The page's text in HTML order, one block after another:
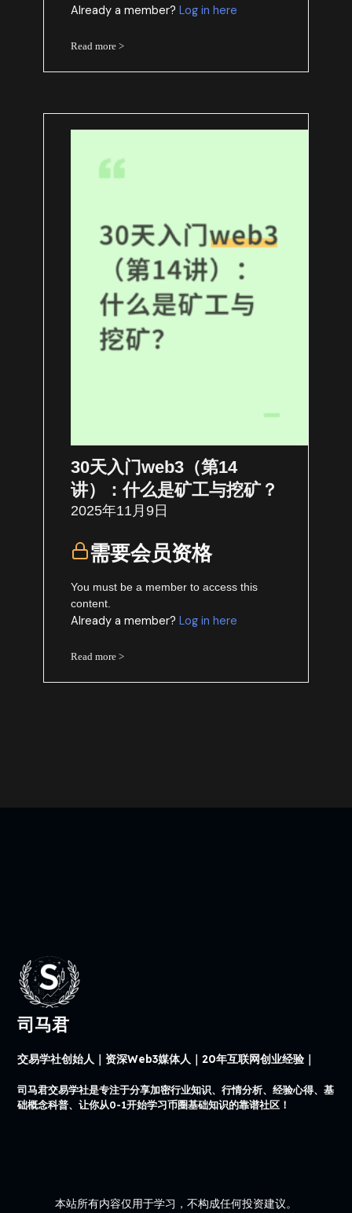
Already a member?Log in here
Read more >
30天入门web3（第14
讲）：什么是矿工与挖矿？
2025年11月9日
需要会员资格
You must be a member to access this
content.
Already a member?Log in here
Read more >
司马君
交易学社创始人｜资深Web3媒体人｜20年互联网创业经验｜
司马君交易学社是专注于分享加密行业知识、行情分析、经验心得、基
础概念科普、让你从0-1开始学习币圈基础知识的靠谱社区！
本站所有内容仅用于学习，不构成任何投资建议。